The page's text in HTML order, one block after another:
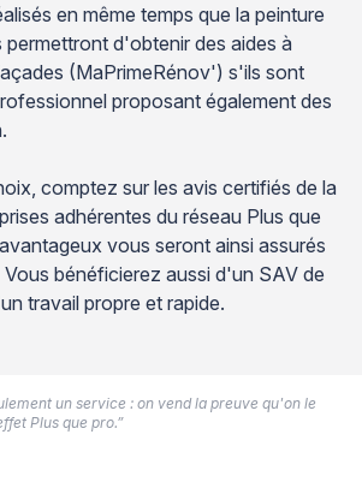
en même temps que la peinture
d'obtenir des aides à
(MaPrimeRénov') s'ils sont
proposant également des
comptez sur les avis certifiés de la
adhérentes du réseau Plus que
vous seront ainsi assurés
bénéficierez aussi d'un SAV de
travail propre et rapide.
un service : on vend la preuve qu'on le
Plus que pro.”